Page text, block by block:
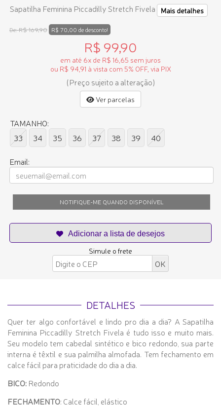
Sapatilha Feminina Piccadilly Stretch Fivela Mais detalhes
De:R$ 169,90 R$ 70,00 de desconto!
R$ 99,90
em até 6x de R$ 16,65 sem juros
ou R$ 94,91 à vista com 5% OFF, via PIX
(Preço sujeito a alteração)
Ver parcelas
TAMANHO:
33
34 35 36 37 38 39 40
Email:
NOTIFIQUE-ME QUANDO DISPONÍVEL
Simule o frete
DETALHES
Quer ter algo confortável e lindo pro dia a dia? A Sapatilha
Feminina Piccadilly Stretch Fivela é tudo isso e muito mais.
Seu modelo tem cabedal sintético e bico redondo, sua parte
interna é têxtil e sua palmilha almofada. Tem fechamento em
calce fácil para praticidade do dia a dia.
BICO: Redondo
FECHAMENTO: Calce fácil, elástico